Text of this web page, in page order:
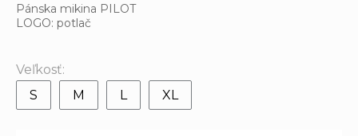
Pánska mikina PILOT
LOGO: potlač
Veľkosť:
S
M L XL